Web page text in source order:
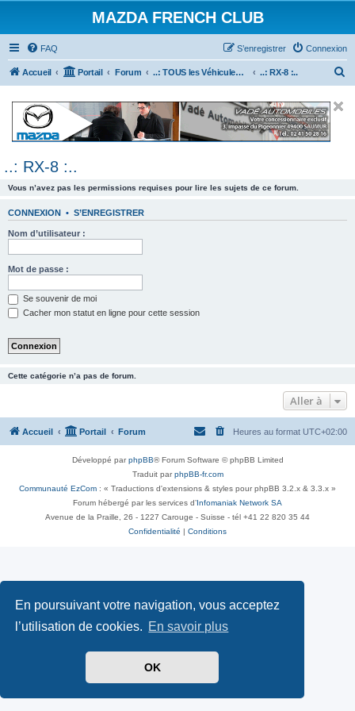
En poursuivant votre navigation, vous acceptez
l’utilisation de cookies. En savoir plus
OK
MAZDA FRENCH CLUB
FAQ Connexion
S’enregistrer
Accueil Portail Forum ..: TOUS les Véhicules MAZDA :.. ..: RX-8 :..
e
..: RX-8 :..
Vous n’avez pas les permissions requises pour lire les sujets de ce forum.
CONNEXION • S’ENREGISTRER
Nom d’utilisateur :
Mot de passe :
Se souvenir de moi
Cacher mon statut en ligne pour cette session
Cette catégorie n’a pas de forum.
Aller à
Accueil Portail Forum Heures au format UTC+02:00
Développé parphpBB® Forum Software © phpBB Limited
Traduit parphpBB-fr.com
Communauté EzCom : « Traductions d'extensions & styles pour phpBB 3.2.x & 3.3.x »
Forum hébergé par les services d’ Infomaniak Network SA
Avenue de la Praille, 26 - 1227 Carouge - Suisse - tél +41 22 820 35 44
Confidentialité
Conditions